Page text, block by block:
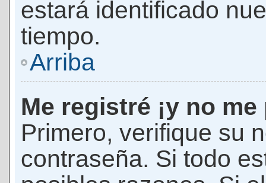
estará identificado
tiempo.
Arriba
Me registré ¡y no
Primero, verifique su
contraseña. Si todo